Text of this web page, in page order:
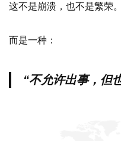
这不是崩溃，也不是繁荣。
而是一种：
“不允许出事，但